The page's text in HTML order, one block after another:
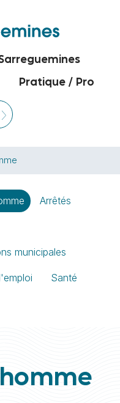
Pratique / Pro
Arrêtés
municipales
Santé